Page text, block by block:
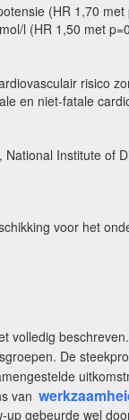
(HR 1,70
l (HR 1,50 met
risico
en niet-fatale
Institute of
voor het
volledig
De
van
gebeurde wel